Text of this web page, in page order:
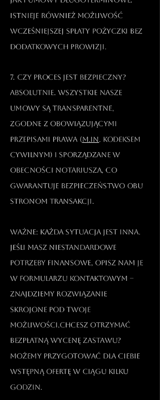
Istnieje również możliwość
wcześniejszej spłaty pożyczki bez
dodatkowych prowizji.​
7. Czy proces jest bezpieczny?
Absolutnie. Wszystkie nasze
umowy są transparentne,
zgodne z obowiązującymi
przepisami prawa (m.in
. Kodeksem
Cywilnym) i sporządzane w
obecności notariusza, co
gwarantuje bezpieczeństwo obu
stronom transakcji.​
Ważne: Każda sytuacja jest inna.
Jeśli masz niestandardowe
potrzeby finansowe, opisz nam je
w formularzu kontaktowym –
znajdziemy rozwiązanie
skrojone pod Twoje
możliwości.Chcesz otrzymać
bezpłatną wycenę zastawu?
Możemy przygotować dla Ciebie
wstępną ofertę w ciągu kilku
godzin.